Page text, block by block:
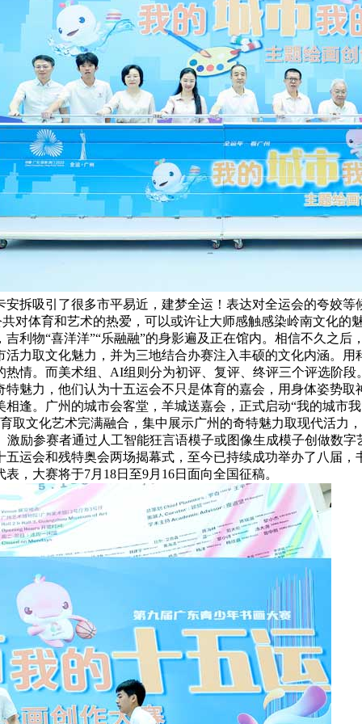
拆吸引了很多市平易近，建梦全运！表达对全运会的夸姣
对体育和艺术的热爱，可以或许让大师感触感染岭南文化
利物“喜洋洋”“乐融融”的身影遍及正在馆内。相信不久之
力取文化魅力，并为三地结合办赛注入丰硕的文化内涵。
情。而美术组、AI组则分为初评、复评、终评三个评选阶
魅力，他们认为十五运会不只是体育的嘉会，用身体姿势
逢。广州的城市会客堂，羊城送嘉会，正式启动“我的城市
取文化艺术完满融合，集中展示广州的奇特魅力取现代活力
励参赛者通过人工智能狂言语模子或图像生成模子创做数
运会和残特奥会两场揭幕式，至今已持续成功举办了八届
，大赛将于7月18日至9月16日面向全国征稿。